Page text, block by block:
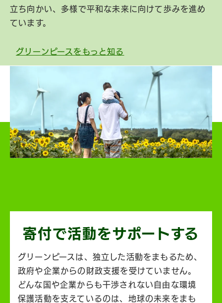
立ち向かい、多様で平和な未来に向けて歩みを進め
ています。
グリーンピースをもっと知る
寄付で活動をサポートする
グリーンピースは、独立した活動をまもるため、
政府や企業からの財政支援を受けていません。
どんな国や企業からも干渉されない自由な環境
保護活動を支えているのは、地球の未来をまも